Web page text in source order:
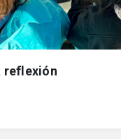
reflexión